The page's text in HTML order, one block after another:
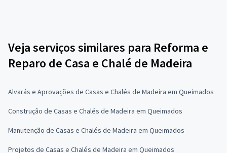
Veja serviços similares para Reforma e
Reparo de Casa e Chalé de Madeira
Alvarás e Aprovações de Casas e Chalés de Madeira em Queimados
Construção de Casas e Chalés de Madeira em Queimados
Manutenção de Casas e Chalés de Madeira em Queimados
Projetos de Casas e Chalés de Madeira em Queimados